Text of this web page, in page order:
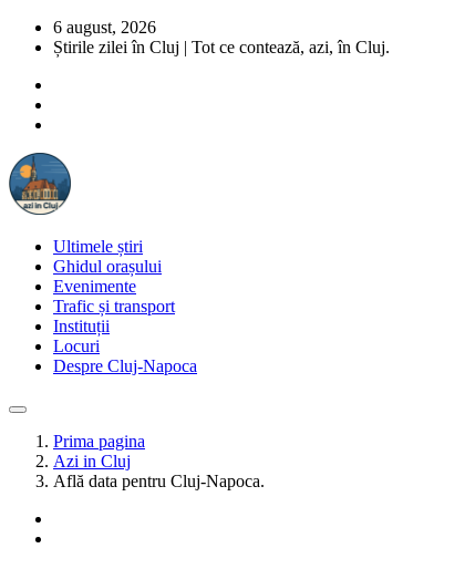
6 august, 2026
Știrile zilei în Cluj | Tot ce contează, azi, în Cluj.
Ultimele știri
Ghidul orașului
Evenimente
Trafic și transport
Instituții
Locuri
Despre Cluj-Napoca
Prima pagina
Azi in Cluj
Află data pentru Cluj-Napoca.